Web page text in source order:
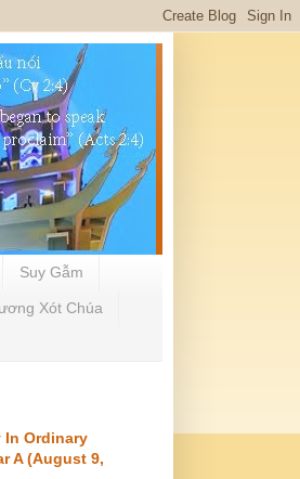
Suy Gẫm
Xót Chúa
In Ordinary
A (August 9,